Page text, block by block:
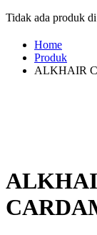
Tidak ada produk
Home
Produk
ALKHAIR